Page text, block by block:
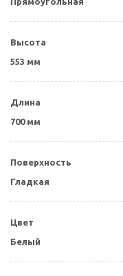
Высота
553 мм
Длина
700 мм
Поверхность
Гладкая
Цвет
Белый